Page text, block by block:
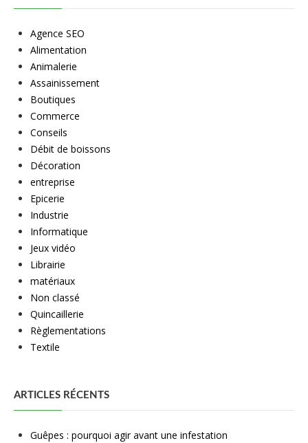
Agence SEO
Alimentation
Animalerie
Assainissement
Boutiques
Commerce
Conseils
Débit de boissons
Décoration
entreprise
Epicerie
Industrie
Informatique
Jeux vidéo
Librairie
matériaux
Non classé
Quincaillerie
Règlementations
Textile
ARTICLES RÉCENTS
Guêpes : pourquoi agir avant une infestation